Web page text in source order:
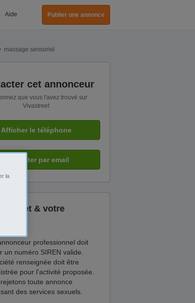
Aide Publier une annonce
massage sensoriel
cet annonceur
que vous l'avez trouvé sur
Vivastreet
Afficher le téléphone
Contacter par email
& votre
professionnel doit
un numéro SIREN valide.
renseignée doit être
pour l'activité proposée.
toute annonce
des services sexuels.
la